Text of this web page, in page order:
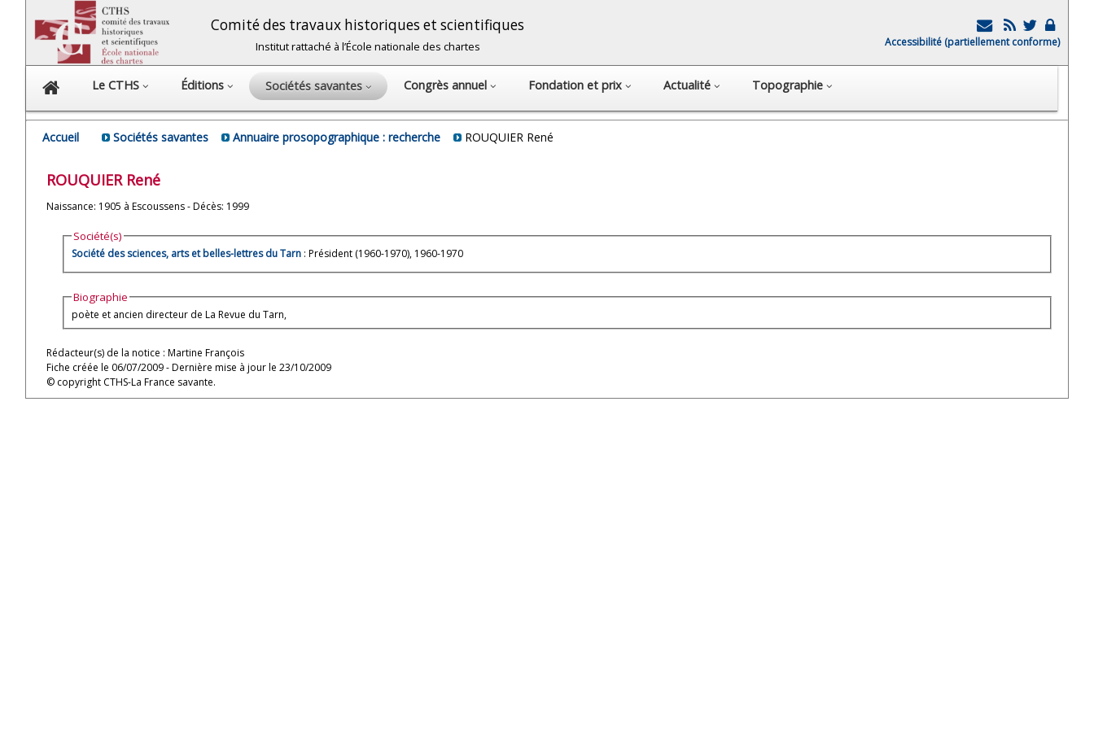
Comité des travaux historiques et scientifiques
Institut rattaché à l’École nationale des chartes Accessibilité (partiellement conforme)
Le CTHS Éditions Sociétés savantes Congrès annuel Fondation et prix Actualité Topographie
Accueil Sociétés savantes Annuaire prosopographique : recherche ROUQUIER René
ROUQUIER René
Naissance: 1905 à Escoussens - Décès: 1999
Société(s)
Société des sciences, arts et belles-lettres du Tarn : Président (1960-1970), 1960-1970
Biographie
poète et ancien directeur de La Revue du Tarn,
Rédacteur(s) de la notice : Martine François
Fiche créée le 06/07/2009 - Dernière mise à jour le 23/10/2009
© copyright CTHS-La France savante.